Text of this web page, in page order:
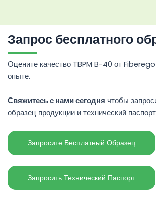
Запрос бесплатного
Оцените качество TBPM B-40 от
опыте.
Свяжитесь с нами сегодня чтобы
образец продукции и технический
Запросите Бесплатный Образец
Запросить Технический Паспорт